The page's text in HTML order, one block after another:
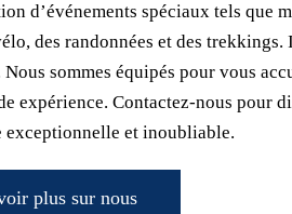
d’événements spéciaux tels que
des randonnées et des
Nous sommes équipés pour vous
expérience. Contactez-nous pour
exceptionnelle et inoubliable.
plus sur nous